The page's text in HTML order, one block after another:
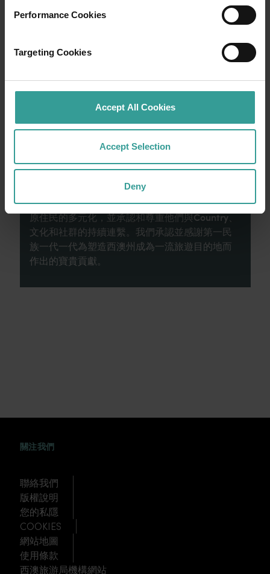
Performance Cookies
Targeting Cookies
Accept All Cookies
Accept Selection
Deny
寬廣道路的浪漫風情。
就從珀斯 (Perth) 開始吧，這是澳洲陽光最燦爛
的首都，同時亦是繁華熱鬧的文化樞紐。這裡
閱讀更多
西澳州旅遊局承認原住民為西澳州傳統監護人，
並向過往及現在的長老致敬。我們讚揚西澳洲州
原住民的多元化，並承認和尊重他們與Country、
文化和社群的持續連繫。我們承認並感謝第一民
族一代一代為塑造西澳州成為一流旅遊目的地而
作出的寶貴貢獻。
關注我們
聯絡我們
版權說明
您的私隱
COOKIES
網站地圖
使用條款
西澳旅游局機構網站